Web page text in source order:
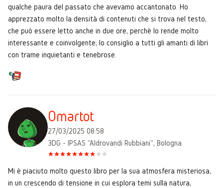
qualche paura del passato che avevamo accantonato. Ho
apprezzato molto la densità di contenuti che si trova nel testo,
che può essere letto anche in due ore, perchè lo rende molto
interessante e coinvolgente; lo consiglio a tutti gli amanti di libri
con trame inquietanti e tenebrose.
Omartot
27/03/2025 08:58
3DG - IPSAS "Aldrovandi Rubbiani", Bologna
Mi è piaciuto molto questo libro per la sua atmosfera misteriosa,
in un crescendo di tensione in cui esplora temi sulla natura,